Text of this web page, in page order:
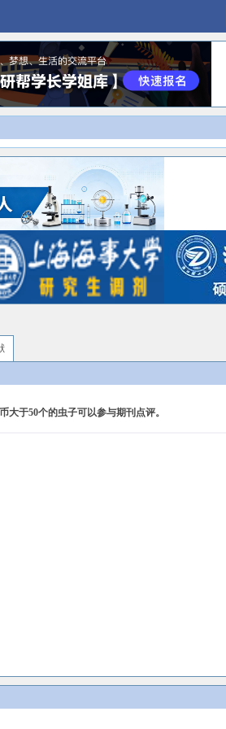
于50个的虫子可以参与期刊点评。